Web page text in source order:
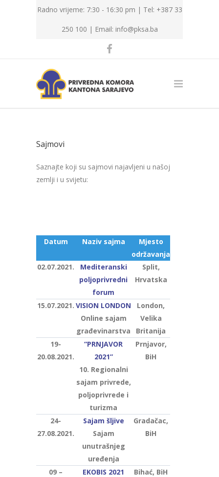
Radno vrijeme: 7:30 - 16:30 pm | Tel: +387 33
250 100 | Email: info@pksa.ba
Sajmovi
Saznajte koji su sajmovi najavljeni u našoj
zemlji i u svijetu:
Datum Naziv sajma
Mjesto
održavanja
02.07.2021.
Mediteranski
poljoprivredni
forum
Split,
Hrvatska
15.07.2021. VISION LONDON
Online sajam
građevinarstva
London,
Velika
Britanija
19-
20.08.2021.
“PRNJAVOR
2021”
10. Regionalni
sajam privrede,
poljoprivrede i
turizma
Prnjavor,
BiH
24-
27.08.2021.
Sajam šljive
Sajam
unutrašnjeg
uređenja
Gradačac,
BiH
09 –
EKOBIS 2021
Bihać, BiH